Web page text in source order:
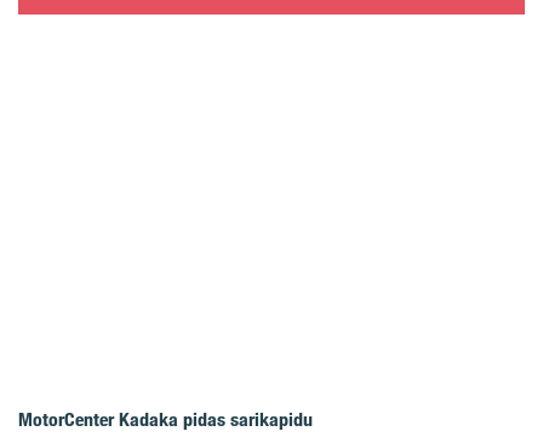
MotorCenter Kadaka pidas sarikapidu